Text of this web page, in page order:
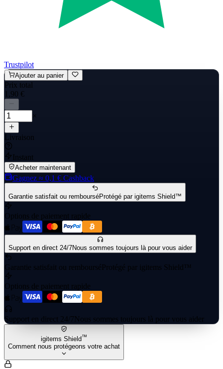
Trustpilot
Ajouter au panier
Prix total
1,90 €
×
Livraison
Instant
Acheter maintenant
Gagnez ≈ 0,1 € Cashback
Garantie satisfait ou rembourséProtégé par igitems Shield™
Options de paiement rapide
Support en direct 24/7Nous sommes toujours là pour vous aider
Garantie satisfait ou rembourséProtégé par igitems Shield™
Options de paiement rapide
Support en direct 24/7Nous sommes toujours là pour vous aider
igitems Shield™
Comment nous protégeons votre achat